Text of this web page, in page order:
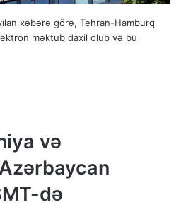
xəbərə görə, Tehran-Hamburq
məktub daxil olub və bu
və
də